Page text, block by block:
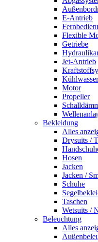
E-Antrieb
Flexible
Getriebe
Jet-Antrieb
Motor
Propeller
Bekleidung
Alles
Drysuits /
Hosen
Jacken
Jacken /
Schuhe
Taschen
Wetsuits /
Beleuchtung
Alles